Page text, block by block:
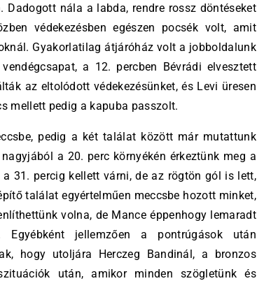
nála a labda, rendre rossz döntéseket
védekezésben egészen pocsék volt, amit
Gyakorlatilag átjáróház volt a jobboldalunk
a 12. percben Bévrádi elvesztett
az eltolódott védekezésünket, és Levi üresen
mellett pedig a kapuba passzolt.
pedig a két találat között már mutattunk
a 20. perc környékén érkeztünk meg a
31. percig kellett várni, de az rögtön gól is lett,
találat egyértelműen meccsbe hozott minket,
volna, de Mance éppenhogy lemaradt
jellemzően a pontrúgások után
hogy utoljára Herczeg Bandinál, a bronzos
után, amikor minden szögletünk és